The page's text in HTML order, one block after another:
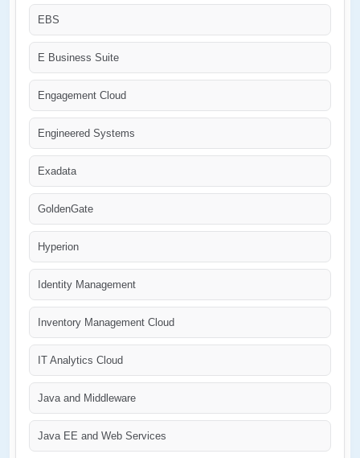
EBS
E Business Suite
Engagement Cloud
Engineered Systems
Exadata
GoldenGate
Hyperion
Identity Management
Inventory Management Cloud
IT Analytics Cloud
Java and Middleware
Java EE and Web Services